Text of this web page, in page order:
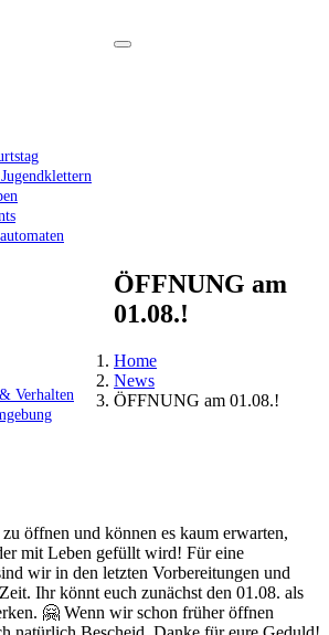
Verhalten
ÖFFNUNG am
01.08.!
Home
News
ÖFFNUNG am 01.08.!
öffnen und können es kaum erwarten,
mit Leben gefüllt wird! Für eine
wir in den letzten Vorbereitungen und
Ihr könnt euch zunächst den 01.08. als
🤗 Wenn wir schon früher öffnen